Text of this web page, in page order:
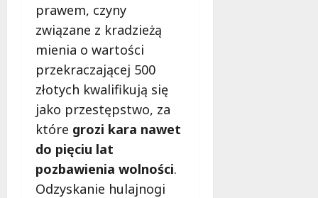
prawem, czyny
związane z kradzieżą
mienia o wartości
przekraczającej 500
złotych kwalifikują się
jako przestępstwo, za
które grozi kara nawet
do pięciu lat
pozbawienia wolności.
Odzyskanie hulajnogi